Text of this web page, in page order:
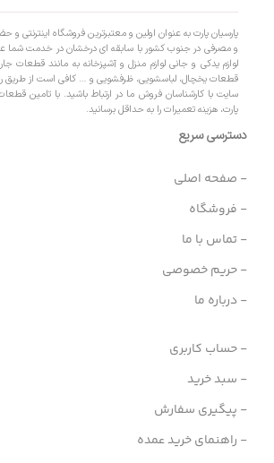
پارسیان پارت به عنوان اولین و معتبرترین فروشگاه اینترنتی و
و مصرفی در جنوب کشور با سابقه ای درخشان در خدمت شما
لوازم یدکی و جانی لوازم منزل و آشپزخانه به مانند قطعات
قطعات یخچال، لباسشویی، ظرفشویی و … کافی است از طریق
سایت با کارشناسان فروش ما در ارتباط باشید. با تامین
پارت، هزینه تعمیرات را به حداقل برسانید.
دسترسی سریع
- صفحه اصلی
- فروشگاه
- تماس با ما
- حریم خصوصی
- درباره ما
- حساب کاربری
- سبد خرید
- پیگیری سفارش
- راهنمای خرید عمده